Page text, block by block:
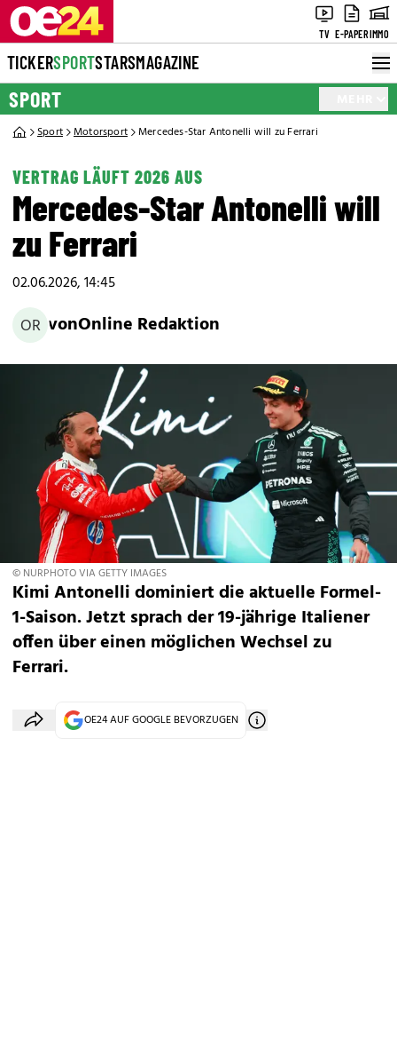
TV E-PAPERIMMO
TICKERSPORTSTARSMAGAZINE
SPORT
Sport Motorsport Mercedes-Star Antonelli will zu Ferrari
VERTRAG LÄUFT 2026 AUS
Mercedes-Star Antonelli will
zu Ferrari
02.06.2026, 14:45
OR vonOnline Redaktion
© NURPHOTO VIA GETTY IMAGES
Kimi Antonelli dominiert die aktuelle Formel-
1-Saison. Jetzt sprach der 19-jährige Italiener
offen über einen möglichen Wechsel zu
Ferrari.
OE24 AUF GOOGLE BEVORZUGEN